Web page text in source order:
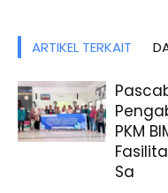
ARTIKEL TERKAIT
PKM
Sa